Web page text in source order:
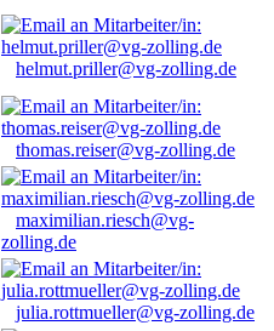
helmut.priller@vg-zolling.de
thomas.reiser@vg-zolling.de
maximilian.riesch@vg-
zolling.de
julia.rottmueller@vg-zolling.de